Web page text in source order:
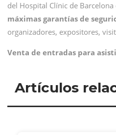
del Hospital Clínic de
máximas garantías de
organizadores, expositores,
Venta de entradas para
Artículos